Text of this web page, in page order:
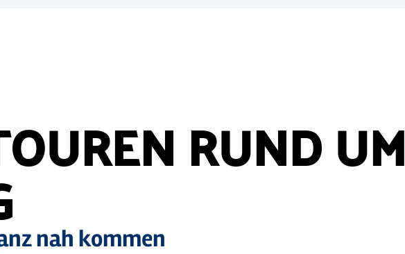
RUND UM
nah kommen